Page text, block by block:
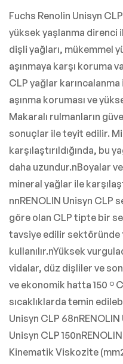
Fuchs Renolin Unisyn
yüksek yaşlanma
dişli yağları, mükemmel
aşınmaya karşı koruma
CLP yağlar
aşınma koruması ve
Makaralı rulmanların
sonuçlar ile teyit edilir.
karşılaştırıldığında, bu
daha uzundur.nBoyalar
mineral yağlar ile
nnRENOLIN Unisyn CLP
göre olan CLP tipte bir
tavsiye edilir sektöründe
kullanılır.nYüksek
vidalar, düz dişliler ve
ve ekonomik hatta 150 º
sıcaklıklarda temin
Unisyn CLP
Unisyn CLP
Kinematik Viskozite